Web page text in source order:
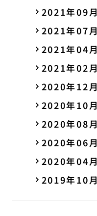
2021年09月
2021年07月
2021年04月
2021年02月
2020年12月
2020年10月
2020年08月
2020年06月
2020年04月
2019年10月